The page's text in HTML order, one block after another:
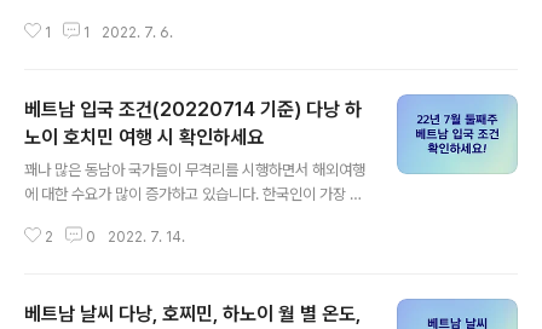
고 굉장히 높은 온도의 날씨가 아침저녁으로 계속되었었는
지에서 참고한 발리의 월별 평균 온도 및 강우량을 정리해
보았습니다. 발리 공식 홈페이지에서 찾은 월별 평균 날씨
입니다. 위에 표에서도 보이듯 발리를 여행할 가장 좋은 시
즌은 4월부터 10월까지입니다. 평균 비오는날이 10일이
다. 지난 4월에 발리를 방문했을 때도 동남아 특유의 스콜
1 1 2022. 7. 6.
베트남 입국 조건(20220714 기준) 다낭 하
노이 호치민 여행 시 확인하세요
꽤나 많은 동남아 국가들이 무격리를 시행하면서 해외여행
에 대한 수요가 많이 증가하고 있습니다. 한국인이 가장 많
한국인이 다시 찾게 되는 관광지로 주목을 받고 있습니다.
야 하는지 확인해 보겠습니다. 아래 내용을 참고하셔서 불
2 0 2022. 7. 14.
베트남 날씨 다낭, 호찌민, 하노이 월 별 온도,